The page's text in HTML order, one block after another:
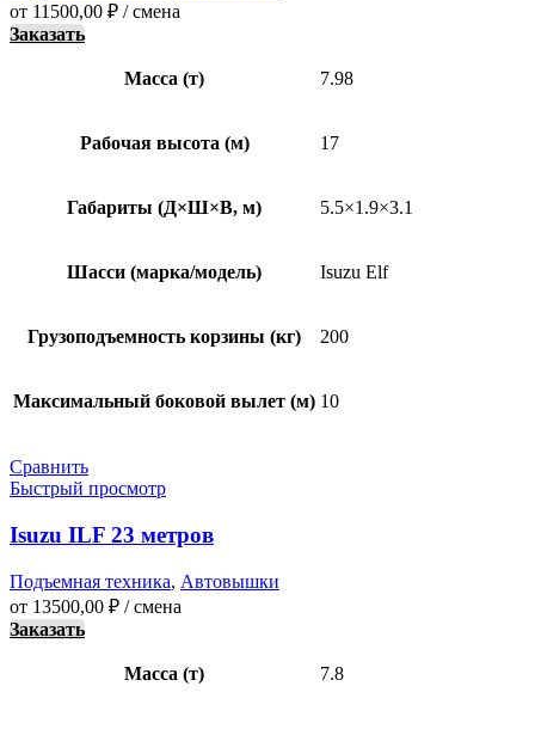
от 11500,00 ₽ / смена
Заказать
Масса (т) 7.98
Рабочая высота (м) 17
Габариты (Д×Ш×В, м) 5.5×1.9×3.1
Шасси (марка/модель) Isuzu Elf
Грузоподъемность корзины (кг) 200
Максимальный боковой вылет (м) 10
Сравнить
Быстрый просмотр
Isuzu ILF 23 метров
Подъемная техника, Автовышки
от 13500,00 ₽ / смена
Заказать
Масса (т) 7.8